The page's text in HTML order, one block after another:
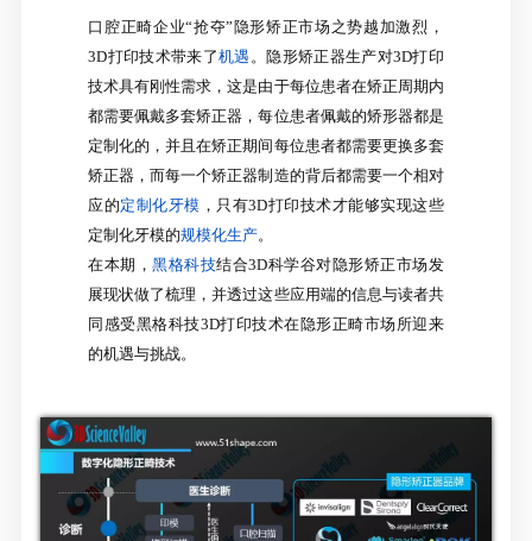
口腔正畸企业“抢夺”隐形矫正市场之势越加激烈，
3D打印技术带来了机遇 。隐形矫正器生产对3D打印
技术具有刚性需求，这是由于每位患者在矫正周期内
都需要佩戴多套矫正器，每位患者佩戴的矫形器都是
定制化的，并且在矫正期间每位患者都需要更换多套
矫正器，而每一个矫正器制造的背后都需要一个相对
应的定制化牙模 ，只有3D打印技术才能够实现这些
定制化牙模的规模化生产。
在本期，黑格科技结合3D科学谷对隐形矫正市场发
展现状做了梳理，并透过这些应用端的信息与读者共
同感受黑格科技3D打印技术在隐形正畸市场所迎来
的机遇与挑战。